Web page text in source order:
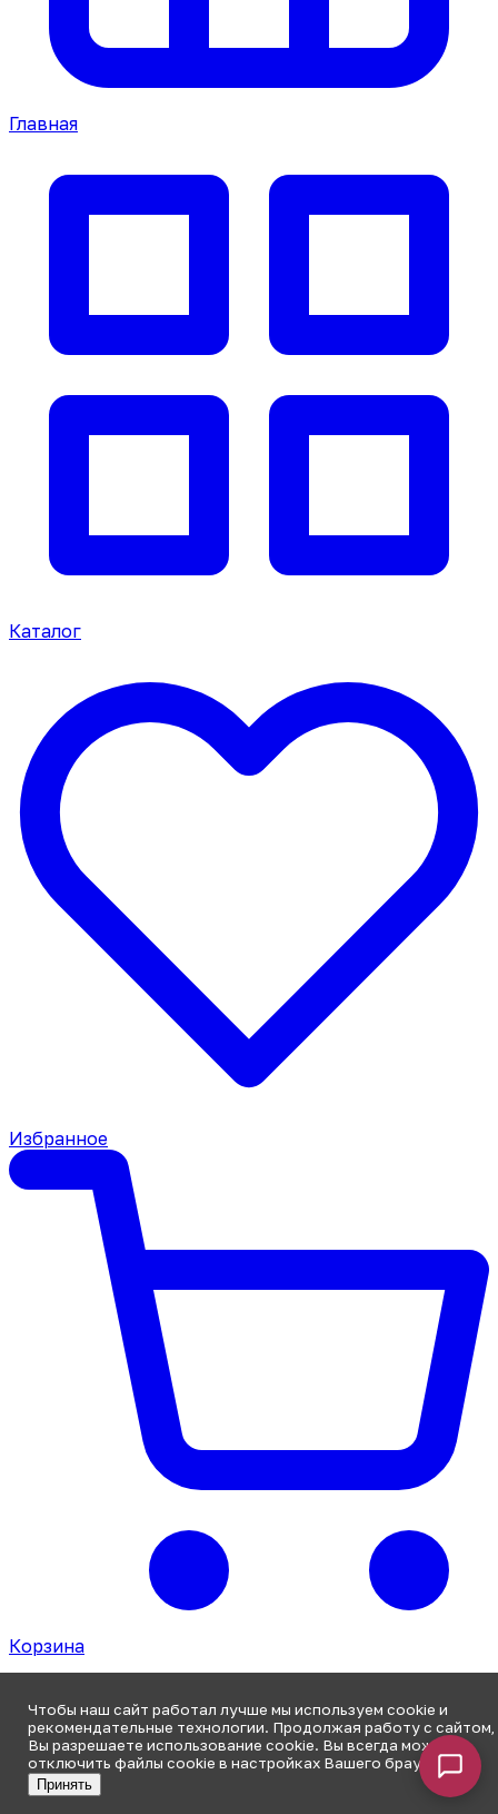
Главная
Каталог
Избранное
Корзина
Чтобы наш сайт работал лучше мы используем cookie и
рекомендательные технологии. Продолжая работу с сайтом,
Вы разрешаете использование cookie. Вы всегда можете
отключить файлы cookie в настройках Вашего браузера.
Принять